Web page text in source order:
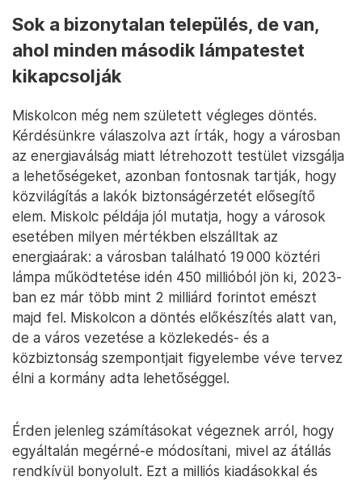
Sok a bizonytalan település, de van,
ahol minden második lámpatestet
kikapcsolják
Miskolcon még nem született végleges döntés.
Kérdésünkre válaszolva azt írták, hogy a városban
az energiaválság miatt létrehozott testület vizsgálja
a lehetőségeket, azonban fontosnak tartják, hogy
közvilágítás a lakók biztonságérzetét elősegítő
elem. Miskolc példája jól mutatja, hogy a városok
esetében milyen mértékben elszálltak az
energiaárak: a városban található 19 000 köztéri
lámpa működtetése idén 450 millióból jön ki, 2023-
ban ez már több mint 2 milliárd forintot emészt
majd fel. Miskolcon a döntés előkészítés alatt van,
de a város vezetése a közlekedés- és a
közbiztonság szempontjait figyelembe véve tervez
élni a kormány adta lehetőséggel.
Érden jelenleg számításokat végeznek arról, hogy
egyáltalán megérné-e módosítani, mivel az átállás
rendkívül bonyolult. Ezt a milliós kiadásokkal és